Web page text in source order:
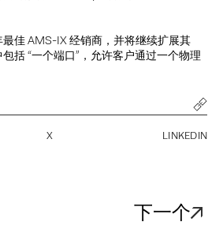
最佳 AMS-IX 经销商，并将继续扩展其
括 “一个端口”，允许客户通过一个物理
X LINKEDIN
下一个